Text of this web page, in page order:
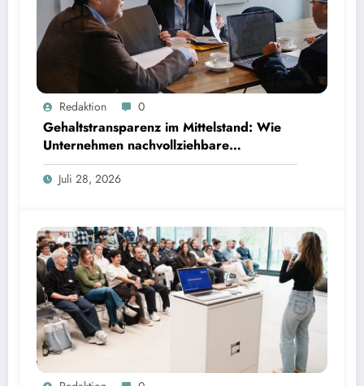
schaffenRedaktion 0
Gehaltstransparenz im Mittelstand: Wie
Unternehmen nachvollziehbare
Vergütungsmodelle schaffen
Juli 28, 2026